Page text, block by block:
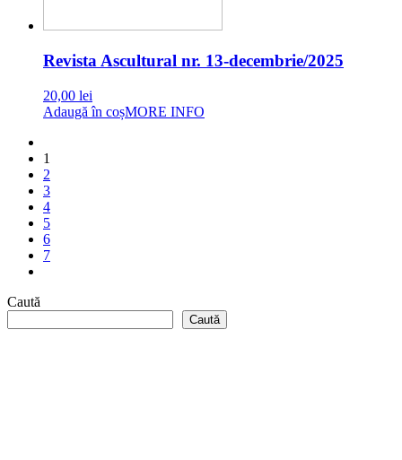
Revista Ascultural nr. 13-decembrie/2025
20,00 lei
Adaugă în coșMORE INFO
1
2
3
4
5
6
7
Caută
Caută